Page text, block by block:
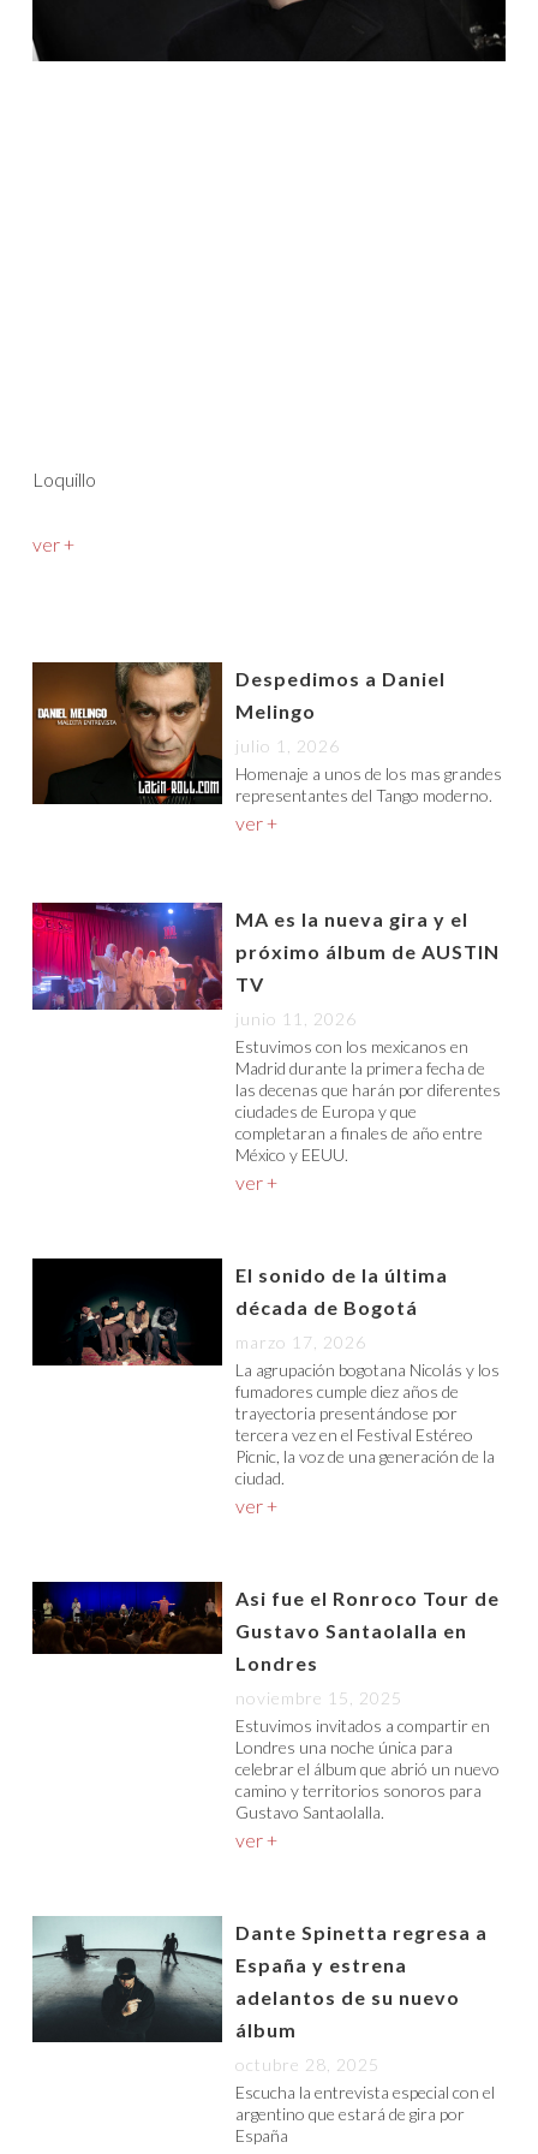
Loquillo
ver +
Despedimos a Daniel
Melingo
julio 1, 2026
Homenaje a unos de los mas grandes
representantes del Tango moderno.
ver +
MA es la nueva gira y el
próximo álbum de AUSTIN
TV
junio 11, 2026
Estuvimos con los mexicanos en
Madrid durante la primera fecha de
las decenas que harán por diferentes
ciudades de Europa y que
completaran a finales de año entre
México y EEUU.
ver +
El sonido de la última
década de Bogotá
marzo 17, 2026
La agrupación bogotana Nicolás y los
fumadores cumple diez años de
trayectoria presentándose por
tercera vez en el Festival Estéreo
Picnic, la voz de una generación de la
ciudad.
ver +
Asi fue el Ronroco Tour de
Gustavo Santaolalla en
Londres
noviembre 15, 2025
Estuvimos invitados a compartir en
Londres una noche única para
celebrar el álbum que abrió un nuevo
camino y territorios sonoros para
Gustavo Santaolalla.
ver +
Dante Spinetta regresa a
España y estrena
adelantos de su nuevo
álbum
octubre 28, 2025
Escucha la entrevista especial con el
argentino que estará de gira por
España